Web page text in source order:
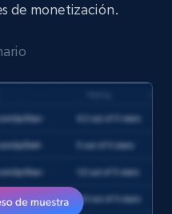
price, Discount,
Buy Now
de monetización.